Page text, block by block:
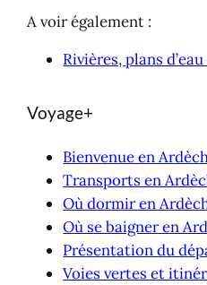
A voir également :
Rivières, plans
Voyage+
Bienvenue en
Transports en
Où dormir en
Où se baigner en
Présentation du
Voies vertes et